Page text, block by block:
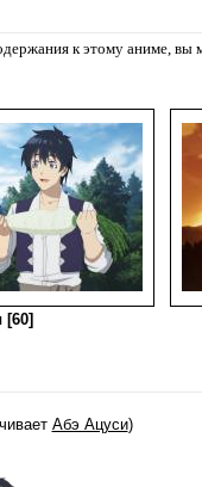
к этому аниме, вы
[60]
Абэ Ацуси)